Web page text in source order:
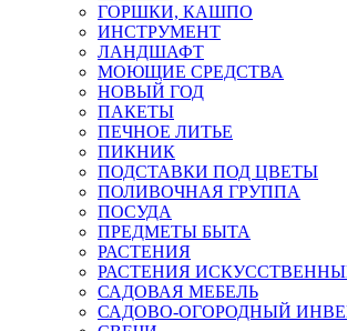
ГОРШКИ, КАШПО
ИНСТРУМЕНТ
ЛАНДШАФТ
МОЮЩИЕ СРЕДСТВА
НОВЫЙ ГОД
ПАКЕТЫ
ПЕЧНОЕ ЛИТЬЕ
ПИКНИК
ПОДСТАВКИ ПОД ЦВЕТЫ
ПОЛИВОЧНАЯ ГРУППА
ПОСУДА
ПРЕДМЕТЫ БЫТА
РАСТЕНИЯ
РАСТЕНИЯ
САДОВАЯ МЕБЕЛЬ
САДОВО-ОГОРОДНЫЙ